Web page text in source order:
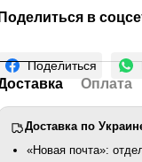
Поделиться в
Поделиться
Оплата
Доставка по
«Новая почта»: